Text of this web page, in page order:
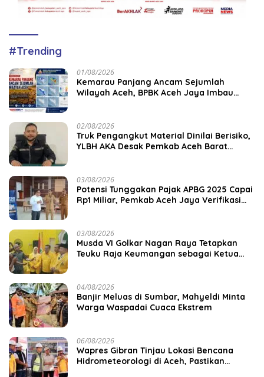
#Trending
01/08/2026
Kemarau Panjang Ancam Sejumlah
Wilayah Aceh, BPBK Aceh Jaya Imbau
02/08/2026
Truk Pengangkut Material Dinilai Berisiko,
YLBH AKA Desak Pemkab Aceh Barat
03/08/2026
Potensi Tunggakan Pajak APBG 2025 Capai
Rp1 Miliar, Pemkab Aceh Jaya Verifikasi
03/08/2026
Musda VI Golkar Nagan Raya Tetapkan
Teuku Raja Keumangan sebagai Ketua
04/08/2026
Banjir Meluas di Sumbar, Mahyeldi Minta
Warga Waspadai Cuaca Ekstrem
06/08/2026
Wapres Gibran Tinjau Lokasi Bencana
Hidrometeorologi di Aceh, Pastikan